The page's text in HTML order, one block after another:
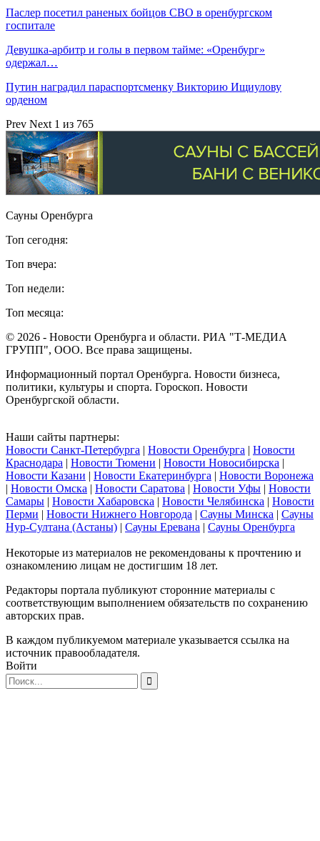
Паслер посетил раненых бойцов СВО в оренбургском
госпитале
Девушка-арбитр и голы в первом тайме: «Оренбург»
одержал…
Путин наградил параспортсменку Викторию Ищиулову
орденом
Prev Next 1 из 765
Сауны Оренбурга
Топ сегодня:
Топ вчера:
Топ недели:
Топ месяца:
© 2026 - Новости Оренбурга и области. РИА "Т-МЕДИА
ГРУПП", ООО. Все права защищены.
Информационный портал Оренбурга. Новости бизнеса,
политики, культуры и спорта. Гороскоп. Новости
Оренбургской области.
Наши сайты партнеры:
Новости Санкт-Петербурга | Новости Оренбурга | Новости
Краснодара | Новости Тюмени | Новости Новосибирска |
Новости Казани | Новости Екатеринбурга | Новости Воронежа
| Новости Омска | Новости Саратова | Новости Уфы | Новости
Самары | Новости Хабаровска | Новости Челябинска | Новости
Перми | Новости Нижнего Новгорода | Сауны Минска | Сауны
Нур-Султана (Астаны) | Сауны Еревана | Сауны Оренбурга
Некоторые из материалов не рекомендованы к прочтению и
ознакомлению лицам не достигшим 18 лет.
Редакторы портала публикуют сторонние материалы с
соответствующим выполнением обязательств по сохранению
авторских прав.
В каждом публикуемом материале указывается ссылка на
источник правообладателя.
Войти